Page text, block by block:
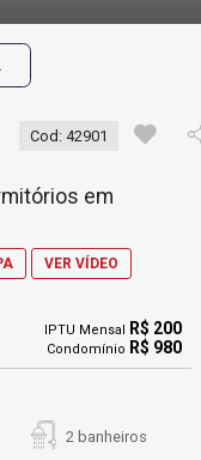
Cod: 42901
em
VER VÍDEO
IPTU Mensal R$ 200
Condomínio R$ 980
2 banheiros